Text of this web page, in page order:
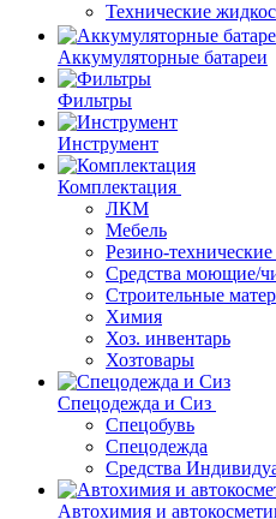
Технические
Аккумуляторные батареи
Фильтры
Инструмент
Комплектация
ЛКМ
Мебель
Резино-
Средства моющие/
Строительные
Химия
Хоз. инвентарь
Хозтовары
Спецодежда и Сиз
Спецобувь
Спецодежда
Средства
Автохимия и